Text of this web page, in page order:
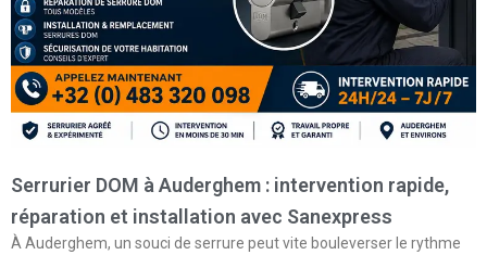
Serrurier DOM à Auderghem : intervention rapide,
réparation et installation avec Sanexpress
À Auderghem, un souci de serrure peut vite bouleverser le rythme